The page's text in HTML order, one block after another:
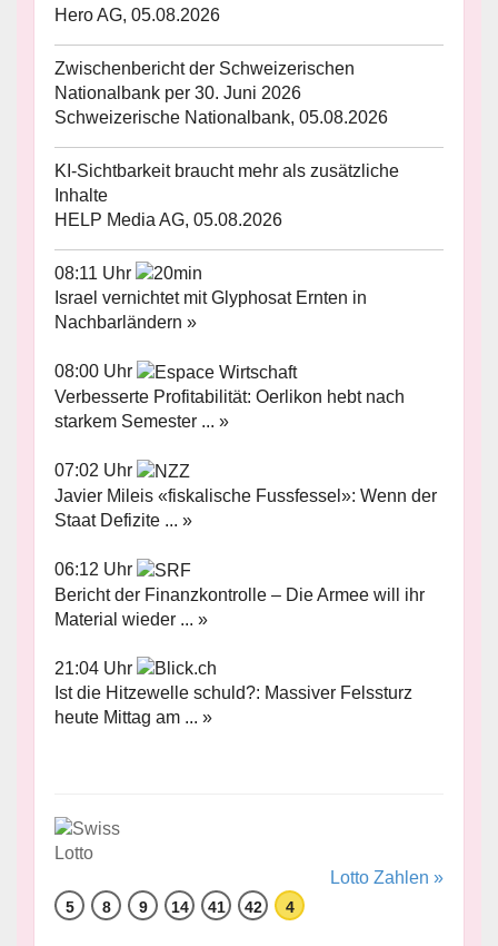
Hero AG, 05.08.2026
Zwischenbericht der Schweizerischen
Nationalbank per 30. Juni 2026
Schweizerische Nationalbank, 05.08.2026
KI-Sichtbarkeit braucht mehr als zusätzliche
Inhalte
HELP Media AG, 05.08.2026
08:11 Uhr
Israel vernichtet mit Glyphosat Ernten in
Nachbarländern »
08:00 Uhr
Verbesserte Profitabilität: Oerlikon hebt nach
starkem Semester ... »
07:02 Uhr
Javier Mileis «fiskalische Fussfessel»: Wenn der
Staat Defizite ... »
06:12 Uhr
Bericht der Finanzkontrolle – Die Armee will ihr
Material wieder ... »
21:04 Uhr
Ist die Hitzewelle schuld?: Massiver Felssturz
heute Mittag am ... »
Lotto Zahlen »
5 8 9 14 41 42 4